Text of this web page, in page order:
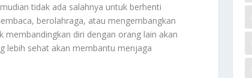
tidak ada salahnya untuk berhenti
berolahraga, atau mengembangkan
diri dengan orang lain akan
lebih sehat akan membantu menjaga